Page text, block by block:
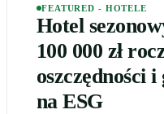
FEATURED - HOTELE
Hotel
100 000 zł
oszczędności i
na ESG